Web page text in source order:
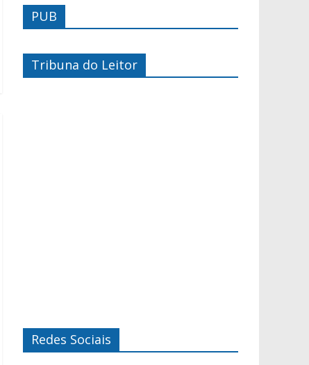
PUB
Tribuna do Leitor
Redes Sociais